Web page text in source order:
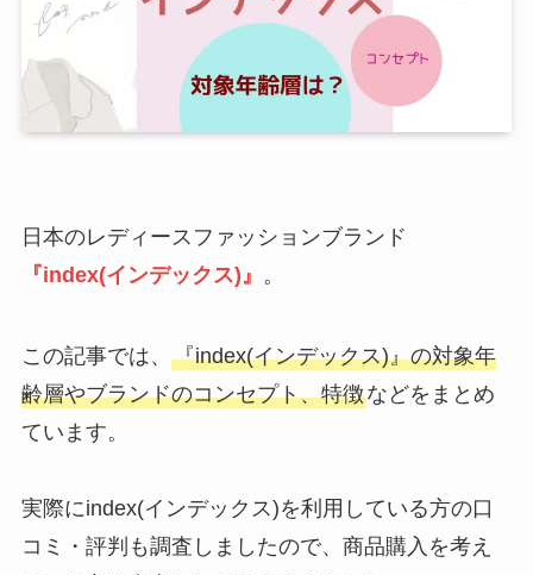
日本のレディースファッションブランド
『index(インデックス)』 。
この記事では、 『index(インデックス)』の対象年
齢層やブランドのコンセプト、特徴などをまとめ
ています。
実際にindex(インデックス)を利用している方の口
コミ・評判も調査しましたので、商品購入を考え